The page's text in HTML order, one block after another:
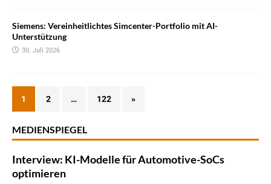
Siemens: Vereinheitlichtes Simcenter-Portfolio mit AI-
Unterstützung
30. Juli 2026
1 2 … 122 »
MEDIENSPIEGEL
Interview: KI-Modelle für Automotive-SoCs
optimieren